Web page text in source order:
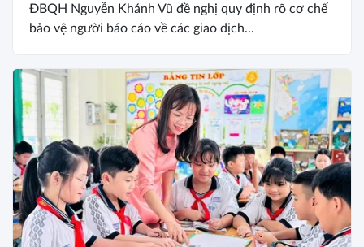
ĐBQH Nguyễn Khánh Vũ đề nghị quy định rõ cơ chế
bảo vệ người báo cáo về các giao dịch...